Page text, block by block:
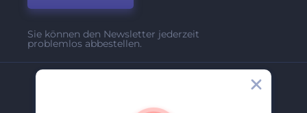
Sie können den Newsletter jederzeit
problemlos abbestellen.